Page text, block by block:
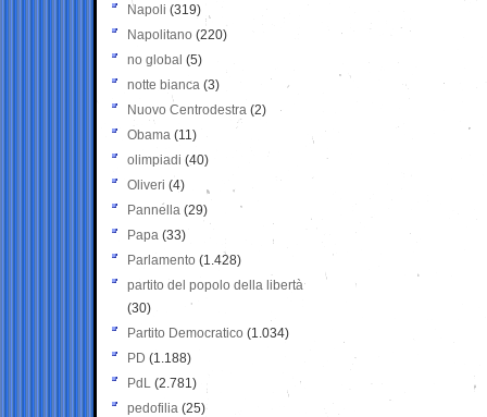
Napoli (319)
Napolitano (220)
no global (5)
notte bianca (3)
Nuovo Centrodestra (2)
Obama (11)
olimpiadi (40)
Oliveri (4)
Pannella (29)
Papa (33)
Parlamento (1.428)
partito del popolo della libertà
(30)
Partito Democratico (1.034)
PD (1.188)
PdL (2.781)
pedofilia (25)